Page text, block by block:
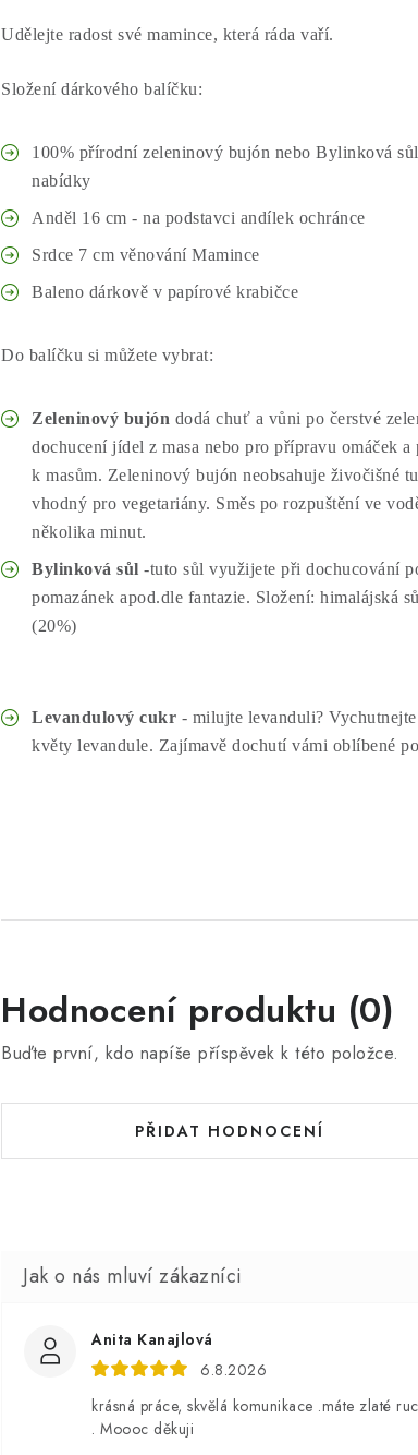
Udělejte radost své mamince, která ráda vaří.
Složení dárkového balíčku:
100% přírodní zeleninový bujón nebo Bylinková
nabídky
Anděl 16 cm - na podstavci andílek ochránce
Srdce 7 cm věnování Mamince
Baleno dárkově v papírové krabičce
Do balíčku si můžete vybrat:
Zeleninový bujón dodá chuť a vůni po čerstvé
dochucení jídel z masa nebo pro přípravu omáček
k masům. Zeleninový bujón neobsahuje živočišné
vhodný pro vegetariány. Směs po rozpuštění ve
několika minut.
Bylinková sůl -tuto sůl využijete při dochucování
pomazánek apod.dle fantazie. Složení: himalájská
(20%)
Levandulový cukr - milujte levanduli?
květy levandule. Zajímavě dochutí vámi oblíbené
Hodnocení produktu (0)
Buďte první, kdo napíše příspěvek k této položce.
PŘIDAT HODNOCENÍ
Anita Kanajlová
6.8.2026
krásná práce, skvělá komunikace .máte zlaté
. Moooc děkuji